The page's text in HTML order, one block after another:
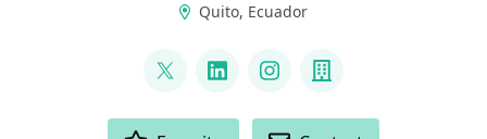
Quito, Ecuador
@edgar_zamb98459
LinkedInInstagramCompany